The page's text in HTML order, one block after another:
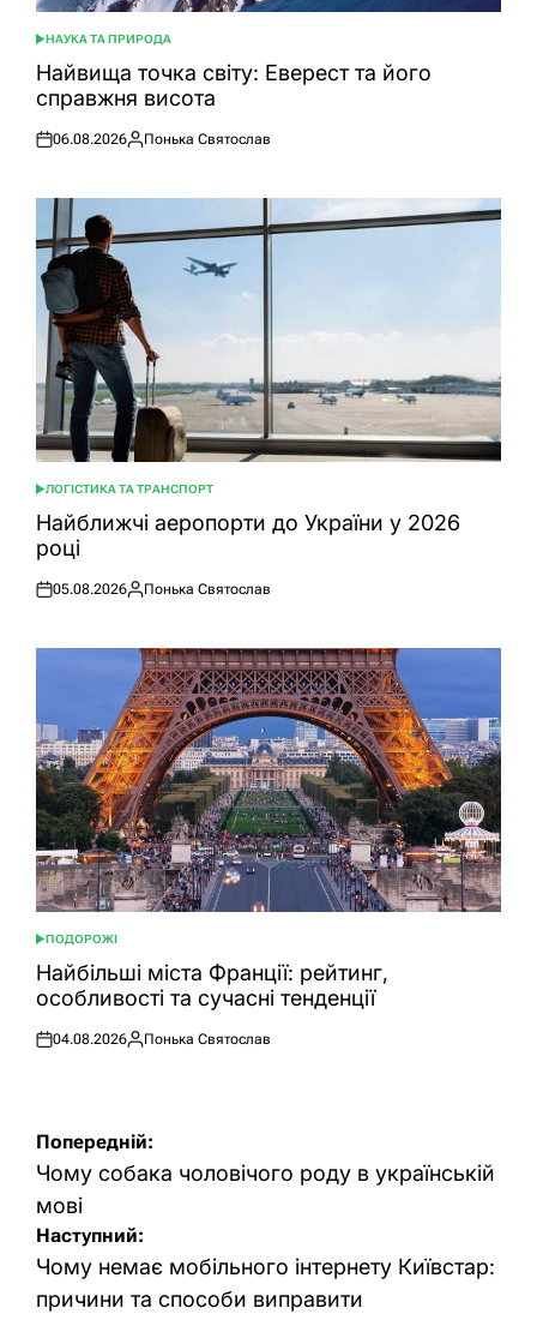
ОПУБЛІКУВАТИ
У
НАУКА ТА ПРИРОДА
Найвища точка світу: Еверест та його
справжня висота
Оприлюднено
06.08.2026
Опубліковано
Понька Святослав
ОПУБЛІКУВАТИ
У
ЛОГІСТИКА ТА ТРАНСПОРТ
Найближчі аеропорти до України у 2026
році
Оприлюднено
05.08.2026
Опубліковано
Понька Святослав
ОПУБЛІКУВАТИ
У
ПОДОРОЖІ
Найбільші міста Франції: рейтинг,
особливості та сучасні тенденції
Оприлюднено
04.08.2026
Опубліковано
Понька Святослав
Навігація
записів
Попередній:
Чому собака чоловічого роду в українській
мові
Наступний:
Чому немає мобільного інтернету Київстар:
причини та способи виправити